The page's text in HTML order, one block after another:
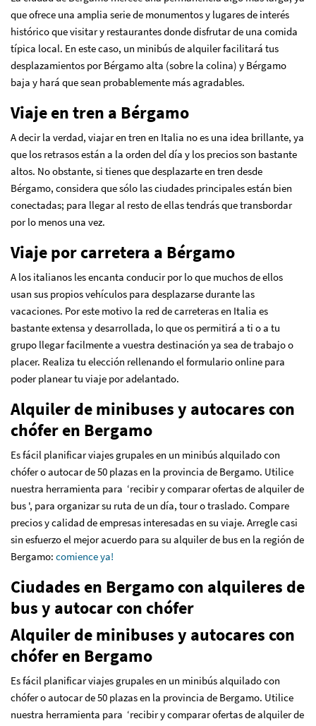
que ofrece una amplia serie de monumentos y lugares de interés
histórico que visitar y restaurantes donde disfrutar de una comida
típica local. En este caso, un minibús de alquiler facilitará tus
desplazamientos por Bérgamo alta (sobre la colina) y Bérgamo
baja y hará que sean probablemente más agradables.
Viaje en tren a Bérgamo
A decir la verdad, viajar en tren en Italia no es una idea brillante, ya
que los retrasos están a la orden del día y los precios son bastante
altos. No obstante, si tienes que desplazarte en tren desde
Bérgamo, considera que sólo las ciudades principales están bien
conectadas; para llegar al resto de ellas tendrás que transbordar
por lo menos una vez.
Viaje por carretera a Bérgamo
A los italianos les encanta conducir por lo que muchos de ellos
usan sus propios vehículos para desplazarse durante las
vacaciones. Por este motivo la red de carreteras en Italia es
bastante extensa y desarrollada, lo que os permitirá a ti o a tu
grupo llegar facilmente a vuestra destinación ya sea de trabajo o
placer. Realiza tu elección rellenando el formulario online para
poder planear tu viaje por adelantado.
Alquiler de minibuses y autocares con
chófer en Bergamo
Es fácil planificar viajes grupales en un minibús alquilado con
chófer o autocar de 50 plazas en la provincia de Bergamo. Utilice
nuestra herramienta para ‘recibir y comparar ofertas de alquiler de
bus ', para organizar su ruta de un día, tour o traslado. Compare
precios y calidad de empresas interesadas en su viaje. Arregle casi
sin esfuerzo el mejor acuerdo para su alquiler de bus en la región de
Bergamo: comience ya!
Ciudades en Bergamo con alquileres de
bus y autocar con chófer
Alquiler de minibuses y autocares con
chófer en Bergamo
Es fácil planificar viajes grupales en un minibús alquilado con
chófer o autocar de 50 plazas en la provincia de Bergamo. Utilice
nuestra herramienta para ‘recibir y comparar ofertas de alquiler de